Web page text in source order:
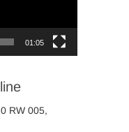
01:05
RW 005,